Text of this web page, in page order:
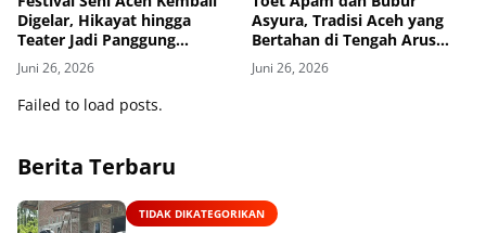
Digelar, Hikayat hingga
Teater Jadi Panggung
Seniman Muda
Juni 26, 2026
Asyura, Tradisi Aceh yang
Bertahan di Tengah Arus
Modernisasi
Juni 26, 2026
Failed to load posts.
Berita Terbaru
TIDAK DIKATEGORIKAN